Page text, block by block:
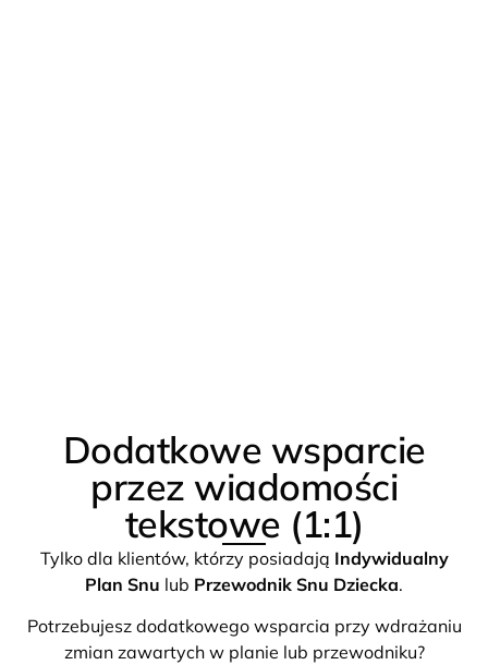
Dodatkowe wsparcie
przez wiadomości
tekstowe (1:1)
Tylko dla klientów, którzy posiadają Indywidualny
Plan Snu lub Przewodnik Snu Dziecka.
Potrzebujesz dodatkowego wsparcia przy wdrażaniu
zmian zawartych w planie lub przewodniku?